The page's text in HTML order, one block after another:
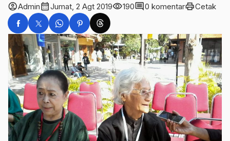
account_circleAdmincalendar_monthJumat, 2 Agt 2019visibility190comment0 komentarprintCetak